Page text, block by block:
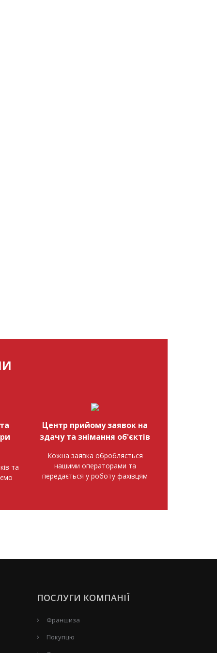
та
Центр прийому заявок на
здачу та знімання об'єктів
Кожна заявка обробляється
нашими операторами та
передається у роботу фахівцям
ПОСЛУГИ КОМПАНІЇ
Франшиза
Покупцю